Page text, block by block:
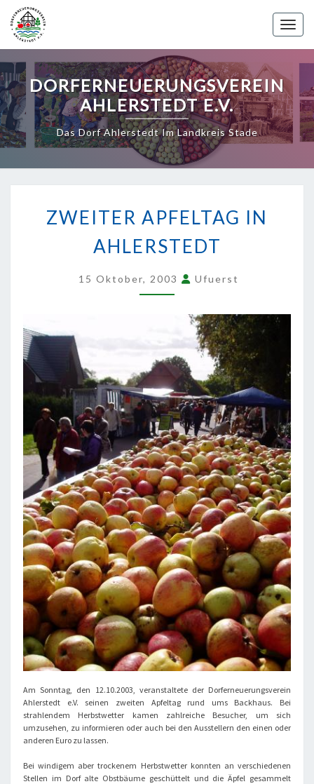
content
DORFERNEUERUNGSVEREIN
AHLERSTEDT E.V.
Das Dorf Ahlerstedt Im Landkreis Stade
IN
ZWEITER APFELTAG IN
AHLERSTEDT
15 Oktober, 2003 Ufuerst
Am Sonntag, den 12.10.2003, veranstaltete der Dorferneuerungsverein
Ahlerstedt e.V. seinen zweiten Apfeltag rund ums Backhaus. Bei
strahlendem Herbstwetter kamen zahlreiche Besucher, um sich
umzusehen, zu informieren oder auch bei den Ausstellern den einen oder
anderen Euro zu lassen.
Bei windigem aber trockenem Herbstwetter konnten an verschiedenen
Stellen im Dorf alte Obstbäume geschüttelt und die Äpfel gesammelt